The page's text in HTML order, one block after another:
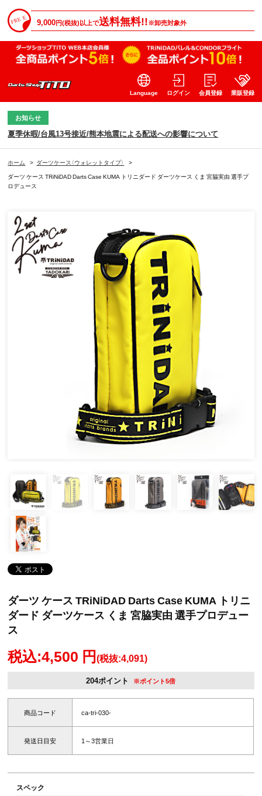
9,000円(税抜)以上で送料無料!!※卸売対象外
Language ログイン 会員登録 業販登録
お知らせ
夏季休暇/台風13号接近/熊本地震による配送への影響について
ホーム > ダーツケース（ウォレットタイプ）
>
ダーツ ケース TRiNiDAD Darts Case KUMA トリニダード ダーツケース くま 宮脇実由 選手プ
ロデュース
ダーツ ケース TRiNiDAD Darts Case KUMA トリニ
ダード ダーツケース くま 宮脇実由 選手プロデュー
ス
税込:4,500 円(税抜:4,091)
204ポイント ※ポイント5倍
商品コード ca-tri-030-
発送日目安 1～3営業日
スペック